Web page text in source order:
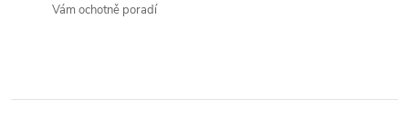
Vám ochotně poradí